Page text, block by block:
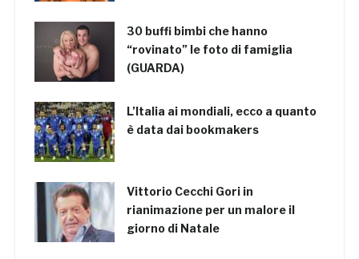
30 buffi bimbi che hanno
“rovinato” le foto di famiglia
(GUARDA)
L’Italia ai mondiali, ecco a quanto
è data dai bookmakers
Vittorio Cecchi Gori in
rianimazione per un malore il
giorno di Natale